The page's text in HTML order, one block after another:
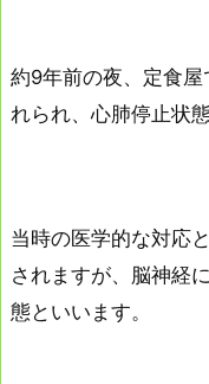
約9年前の夜、定食
れられ、心肺停止状
当時の医学的な対応
されますが、脳神経
態といいます。